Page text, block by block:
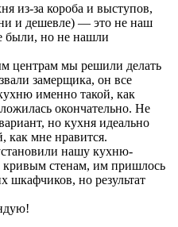
из-за короба и выступов,
и дешевле) — это не наш
были, но не нашли
центрам мы решили делать
замерщика, он все
именно такой, как
окончательно. Не
но кухня идеально
как мне нравится.
нашу кухню-
кривым стенам, им пришлось
шкафчиков, но результат